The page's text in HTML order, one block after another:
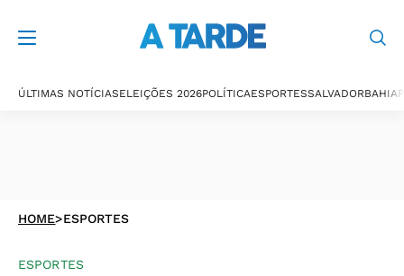
ÚLTIMAS NOTÍCIASELEIÇÕES 2026POLÍTICAESPORTESSALVADORBAHIA
HOME>ESPORTES
ESPORTES